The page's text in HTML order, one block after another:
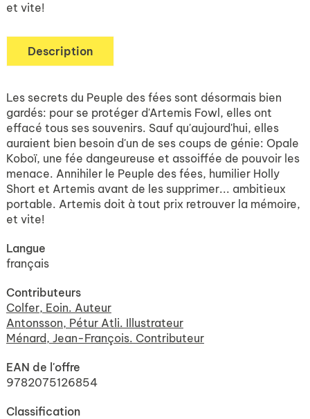
et vite!
Description
Les secrets du Peuple des fées sont désormais bien
gardés: pour se protéger d'Artemis Fowl, elles ont
effacé tous ses souvenirs. Sauf qu'aujourd'hui, elles
auraient bien besoin d'un de ses coups de génie: Opale
Koboï, une fée dangeureuse et assoiffée de pouvoir les
menace. Annihiler le Peuple des fées, humilier Holly
Short et Artemis avant de les supprimer... ambitieux
portable. Artemis doit à tout prix retrouver la mémoire,
et vite!
Langue
français
Contributeurs
Colfer, Eoin. Auteur
Antonsson, Pétur Atli. Illustrateur
Ménard, Jean-François. Contributeur
EAN de l'offre
9782075126854
Classification